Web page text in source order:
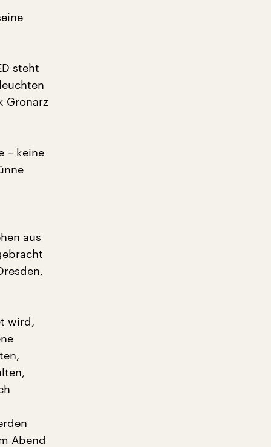
steht
Gronarz
– keine
aus
wird,
Abend